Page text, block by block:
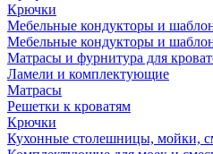
Крючки
Мебельные кондукторы и
Мебельные кондукторы и
Матрасы и фурнитура для
Ламели и комплектующие
Матрасы
Решетки к кроватям
Крючки
Кухонные столешницы, мойки,